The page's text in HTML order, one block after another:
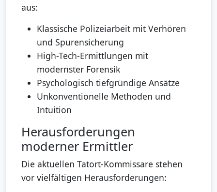
aus:
Klassische Polizeiarbeit mit Verhören
und Spurensicherung
High-Tech-Ermittlungen mit
modernster Forensik
Psychologisch tiefgründige Ansätze
Unkonventionelle Methoden und
Intuition
Herausforderungen
moderner Ermittler
Die aktuellen Tatort-Kommissare stehen
vor vielfältigen Herausforderungen: